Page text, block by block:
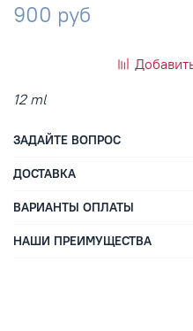
900 руб
ЗАДАЙТЕ ВОПРОС
ДОСТАВКА
ВАРИАНТЫ ОПЛАТЫ
НАШИ ПРЕИМУЩЕСТВА
12 ml